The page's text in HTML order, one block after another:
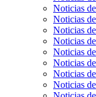
Noticias
Noticias
Noticias
Noticias
Noticias
Noticias
Noticias
Noticias